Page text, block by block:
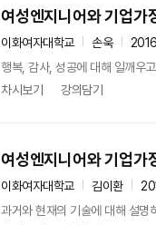
여성엔지니어와 기업가
이화여자대학교 손욱
행복, 감사, 성공에 대해 일깨우
차시보기
강의담기
여성엔지니어와 기업가
이화여자대학교 김이환
과거와 현재의 기술에 대해 설명